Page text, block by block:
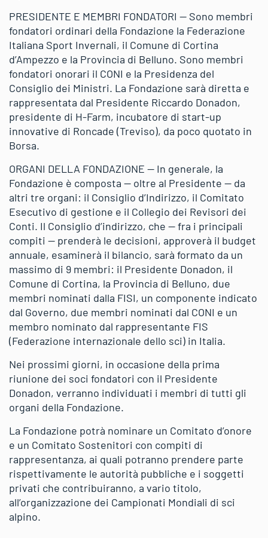
PRESIDENTE E MEMBRI FONDATORI — Sono membri
fondatori ordinari della Fondazione la Federazione
Italiana Sport Invernali, il Comune di Cortina
d’Ampezzo e la Provincia di Belluno. Sono membri
fondatori onorari il CONI e la Presidenza del
Consiglio dei Ministri. La Fondazione sarà diretta e
rappresentata dal Presidente Riccardo Donadon,
presidente di H-Farm, incubatore di start-up
innovative di Roncade (Treviso), da poco quotato in
Borsa.
ORGANI DELLA FONDAZIONE — In generale, la
Fondazione è composta — oltre al Presidente — da
altri tre organi: il Consiglio d’Indirizzo, il Comitato
Esecutivo di gestione e il Collegio dei Revisori dei
Conti. Il Consiglio d’indirizzo, che — fra i principali
compiti — prenderà le decisioni, approverà il budget
annuale, esaminerà il bilancio, sarà formato da un
massimo di 9 membri: il Presidente Donadon, il
Comune di Cortina, la Provincia di Belluno, due
membri nominati dalla FISI, un componente indicato
dal Governo, due membri nominati dal CONI e un
membro nominato dal rappresentante FIS
(Federazione internazionale dello sci) in Italia.
Nei prossimi giorni, in occasione della prima
riunione dei soci fondatori con il Presidente
Donadon, verranno individuati i membri di tutti gli
organi della Fondazione.
La Fondazione potrà nominare un Comitato d’onore
e un Comitato Sostenitori con compiti di
rappresentanza, ai quali potranno prendere parte
rispettivamente le autorità pubbliche e i soggetti
privati che contribuiranno, a vario titolo,
all’organizzazione dei Campionati Mondiali di sci
alpino.